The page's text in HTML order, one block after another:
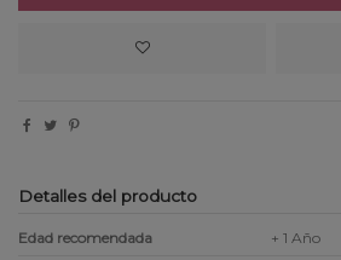
Detalles del producto
Edad recomendada
+ 1 Año